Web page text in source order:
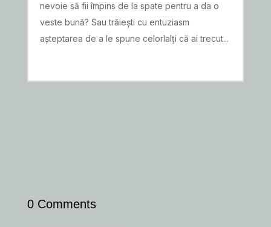
nevoie să fii împins de la spate pentru a da o
veste bună? Sau trăiești cu entuziasm
așteptarea de a le spune celorlalți că ai trecut...
0 Comments